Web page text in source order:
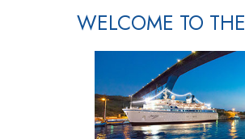
WELCOME TO THE